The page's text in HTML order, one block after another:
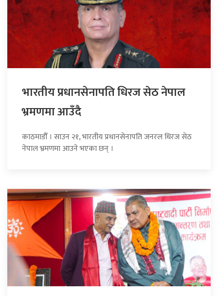
भारतीय प्रधानसेनापति धिरज सेठ नेपाल
भ्रमणमा आउँदै
काठमाडौँ । साउन २१, भारतीय प्रधानसेनापति जनरल धिरज सेठ
नेपाल भ्रमणमा आउने भएका छन् ।